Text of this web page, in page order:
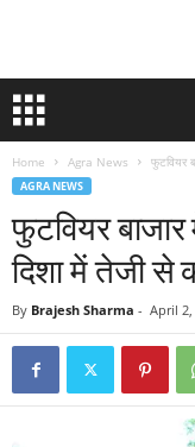
Home Agra News फुटवियर
AGRA NEWS
फुटवियर
दिशा में तेजी से
By Brajesh Sharma - April 2,